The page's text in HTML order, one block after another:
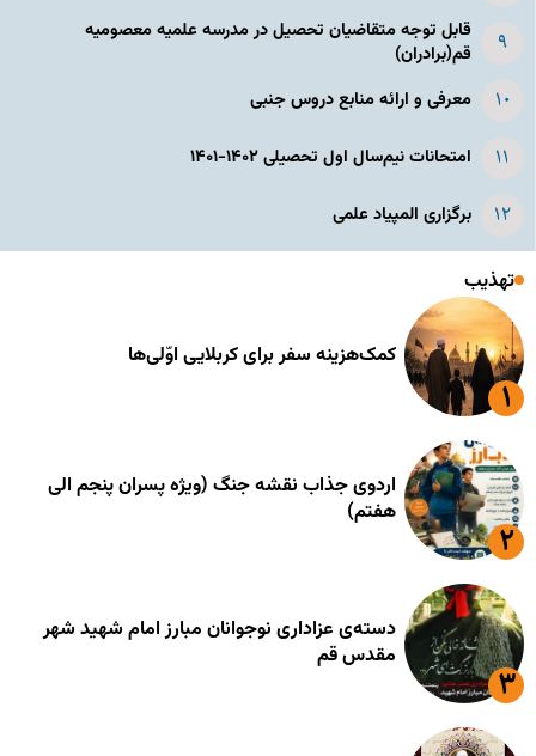
قابل توجه متقاضیان تحصیل در مدرسه علمیه معصومیه
قم(برادران)
معرفی و ارائه منابع دروس جنبی
امتحانات نیم‌سال اول تحصیلی ۱۴۰۲-۱۴۰۱
برگزاری المپیاد علمی
تهذیب
کمک‌هزینه سفر برای کربلایی اوّلی‌ها
اردوی جذاب نقشه جنگ (ویژه پسران پنجم الی
هفتم)
دسته‌ی عزاداری نوجوانان مبارز امام شهید شهر
مقدس قم